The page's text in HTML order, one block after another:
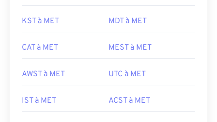
KST à MET MDT à MET
CAT à MET MEST à MET
AWST à MET UTC à MET
IST à MET ACST à MET